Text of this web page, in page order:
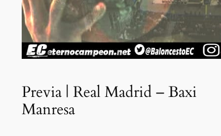
Previa | Real Madrid – Baxi
Manresa